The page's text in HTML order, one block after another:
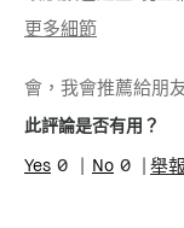
更多細節
肌膚類型
肌膚問題
會，我會推薦給朋
此評論是否有用？
0 0 舉